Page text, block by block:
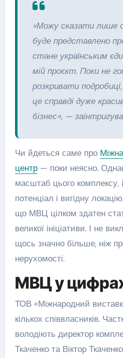
«Можу сказати лише
буде представлено
стане українським
мій проєкт. Поки не
розкривати
це справді дуже
бізнес», —
Чи йдеться саме про
центр— поки неясно.
масштаб цього комплексу,
потенціал і вигідну
що МВЦ цілком здатен
великої ініціативи. І не
щось значно більше, ніж
нерухомості.
МВЦ у
ТОВ «Міжнародний
кількох співвласників.
володіють директор
Ткаченко та Віктор